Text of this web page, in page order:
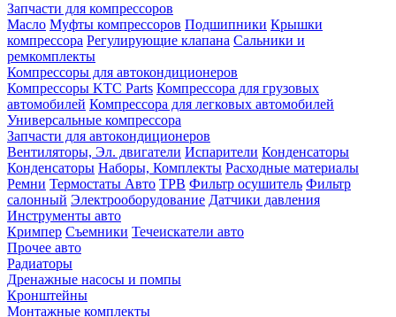
Запчасти для компрессоров
Масло Муфты компрессоров Подшипники Крышки
компрессора Регулирующие клапана Сальники и
ремкомплекты
Компрессоры для автокондиционеров
Компрессоры KTC Parts Компрессора для грузовых
автомобилей Компрессора для легковых автомобилей
Универсальные компрессора
Запчасти для автокондиционеров
Вентиляторы, Эл. двигатели Испарители Конденсаторы
Конденсаторы Наборы, Комплекты Расходные материалы
Ремни Термостаты Авто ТРВ Фильтр осушитель Фильтр
салонный Электрооборудование Датчики давления
Инструменты авто
Кримпер Съемники Течеискатели авто
Прочее авто
Радиаторы
Дренажные насосы и помпы
Кронштейны
Монтажные комплекты